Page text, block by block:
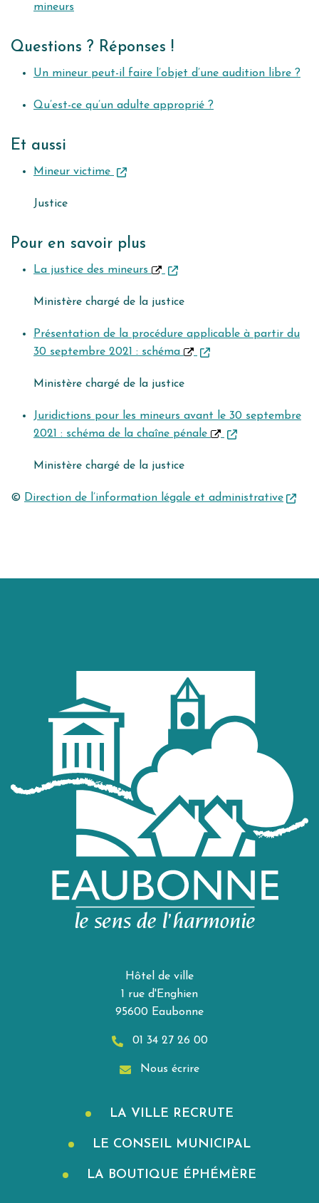
mineurs
Questions ? Réponses !
Un mineur peut-il faire l’objet d’une audition libre ?
Qu’est-ce qu’un adulte approprié ?
Et aussi
Mineur victime
Justice
Pour en savoir plus
La justice des mineurs
Ministère chargé de la justice
Présentation de la procédure applicable à partir du
30 septembre 2021 : schéma
Ministère chargé de la justice
Juridictions pour les mineurs avant le 30 septembre
2021 : schéma de la chaîne pénale
Ministère chargé de la justice
© Direction de l’information légale et administrative
Hôtel de ville
1 rue d'Enghien
95600 Eaubonne
01 34 27 26 00
Nous écrire
LA VILLE RECRUTE
LE CONSEIL MUNICIPAL
LA BOUTIQUE ÉPHÉMÈRE